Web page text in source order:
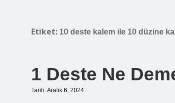
Etiket: 10 deste kalem ile 10 düzine
1 Deste Ne
Tarih: Aralık 6, 2024